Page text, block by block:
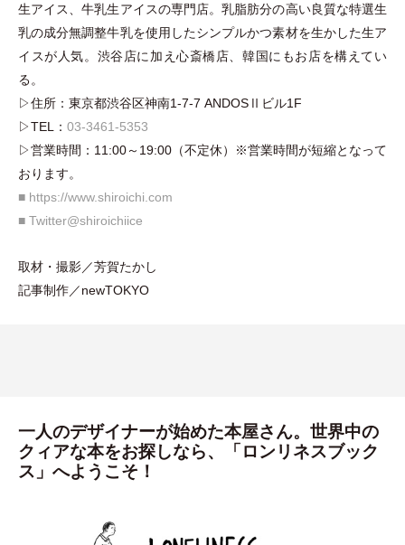
生アイス、牛乳生アイスの専門店。乳脂肪分の高い良質な特選生
乳の成分無調整牛乳を使用したシンプルかつ素材を生かした生ア
イスが人気。渋谷店に加え心斎橋店、韓国にもお店を構えてい
る。
▷住所：東京都渋谷区神南1-7-7 ANDOSⅡビル1F
▷TEL： 03-3461-5353
▷営業時間：11:00～19:00 （不定休）
※営業時間が短縮となって
おります。
■ https://www.shiroichi.com
■ Twitter@shiroichiice
取材 ・ 撮影／芳賀たかし
記事制作／newTOKYO
一人のデザイナーが始めた本屋さん。世界中の
クィアな本をお探しなら、「ロンリネスブック
ス」へようこそ！